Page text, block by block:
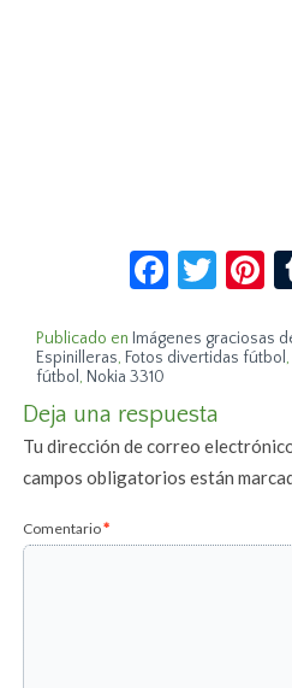
Publicado en Imágenes graciosas
Espinilleras, Fotos divertidas fútbol ,
fútbol , Nokia 3310
Deja una respuesta
Tu dirección de correo
campos obligatorios están
Comentario*